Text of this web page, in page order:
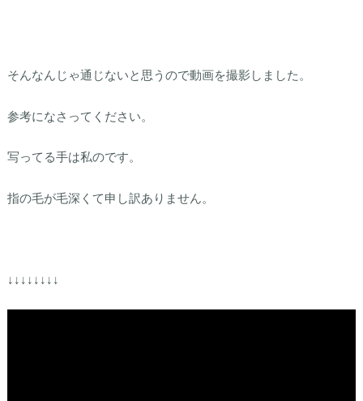
そんなんじゃ通じないと思うので動画を撮影しました。
参考になさってください。
写ってる手は私のです。
指の毛が毛深くて申し訳ありません。
↓↓↓↓↓↓↓↓